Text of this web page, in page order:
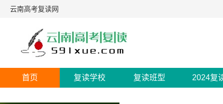
云南高考复读网
首页 复读学校 复读班型 2024复